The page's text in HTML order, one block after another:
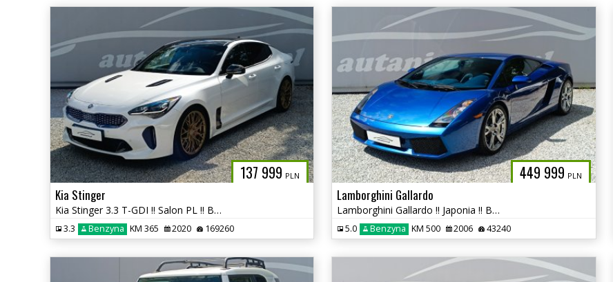
137 999 PLN
Kia Stinger
Kia Stinger 3.3 T-GDI !! Salon PL !! Bezwypadkowa !! autaniszowe.pl
3.3 Benzyna KM 365 2020 169260
449 999 PLN
Lamborghini Gallardo
Lamborghini Gallardo !! Japonia !! Bezwypadkowy !! autaniszowe.pl
5.0 Benzyna KM 500 2006 43240